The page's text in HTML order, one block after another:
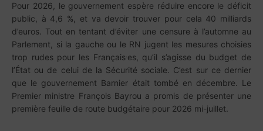
Pour 2026, le gouvernement espère réduire encore le déficit
public, à 4,6 %, et va devoir trouver pour cela 40 milliards
d’euros. Tout en tentant d’éviter une censure à l’automne au
Parlement, si la gauche ou le RN jugent les mesures choisies
trop rudes pour les Français.es, qu’il s’agisse du budget de
l’État ou de celui de la Sécurité sociale. C’est sur ce dernier
que le gouvernement Barnier était tombé en décembre. Le
Premier ministre François Bayrou a promis de présenter une
première feuille de route budgétaire pour 2026 mi-juillet.